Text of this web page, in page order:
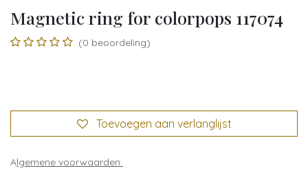
Magnetic ring for colorpops 117074
(0 beoordeling)
Toevoegen aan verlanglijst
Algemene voorwaarden